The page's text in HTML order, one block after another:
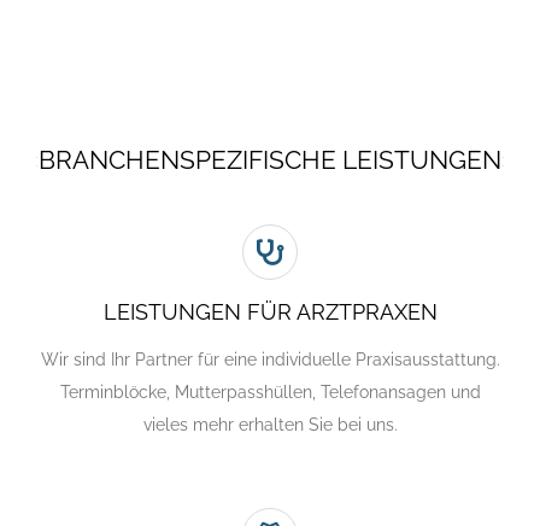
BRANCHENSPEZIFISCHE LEISTUNGEN
LEISTUNGEN FÜR ARZTPRAXEN
Wir sind Ihr Partner für eine individuelle Praxisausstattung.
Terminblöcke, Mutterpasshüllen, Telefonansagen und
vieles mehr erhalten Sie bei uns.